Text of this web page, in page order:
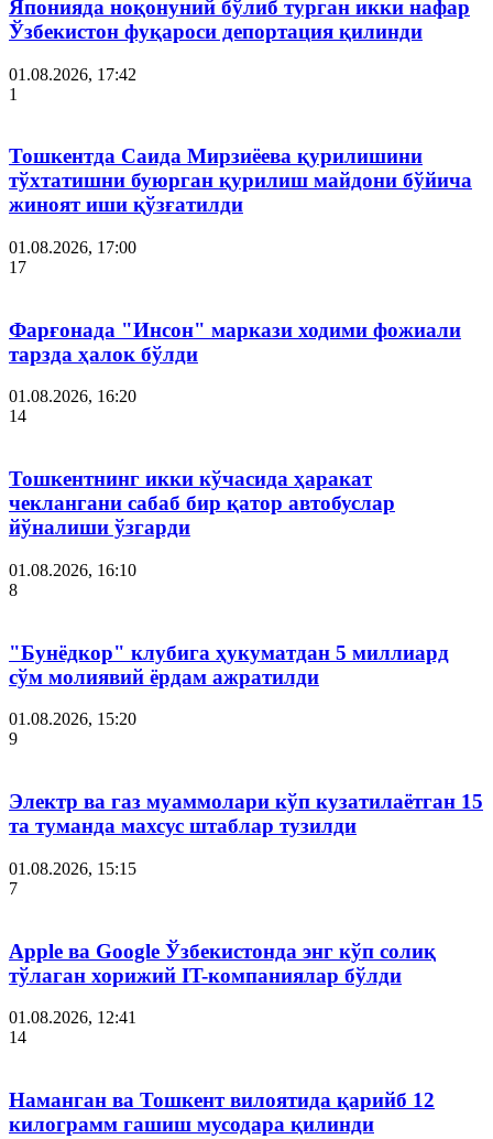
Японияда ноқонуний бўлиб турган икки нафар
Ўзбекистон фуқароси депортация қилинди
01.08.2026, 17:42
1
Тошкентда Саида Мирзиёева қурилишини
тўхтатишни буюрган қурилиш майдони бўйича
жиноят иши қўзғатилди
01.08.2026, 17:00
17
Фарғонада "Инсон" маркази ходими фожиали
тарзда ҳалок бўлди
01.08.2026, 16:20
14
Тошкентнинг икки кўчасида ҳаракат
чеклангани сабаб бир қатор автобуслар
йўналиши ўзгарди
01.08.2026, 16:10
8
"Бунёдкор" клубига ҳукуматдан 5 миллиард
сўм молиявий ёрдам ажратилди
01.08.2026, 15:20
9
Электр ва газ муаммолари кўп кузатилаётган 15
та туманда махсус штаблар тузилди
01.08.2026, 15:15
7
Apple ва Google Ўзбекистонда энг кўп солиқ
тўлаган хорижий IT-компаниялар бўлди
01.08.2026, 12:41
14
Наманган ва Тошкент вилоятида қарийб 12
килограмм гашиш мусодара қилинди